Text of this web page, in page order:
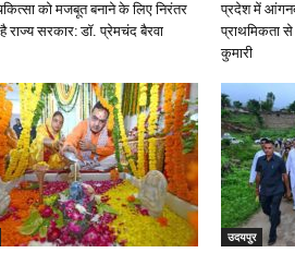
को मजबूत बनाने के लिए निरंतर
है राज्य सरकार: डॉ. प्रेमचंद बैरवा
प्रदेश में
प्राथमिकता से
कुमारी
उदयपुर